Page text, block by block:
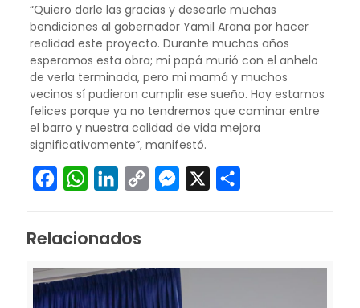
“Quiero darle las gracias y desearle muchas
bendiciones al gobernador Yamil Arana por hacer
realidad este proyecto. Durante muchos años
esperamos esta obra; mi papá murió con el anhelo
de verla terminada, pero mi mamá y muchos
vecinos sí pudieron cumplir ese sueño. Hoy estamos
felices porque ya no tendremos que caminar entre
el barro y nuestra calidad de vida mejora
significativamente”, manifestó.
FacebookWhatsAppLinkedIn
Copy
Messenger
Relacionados